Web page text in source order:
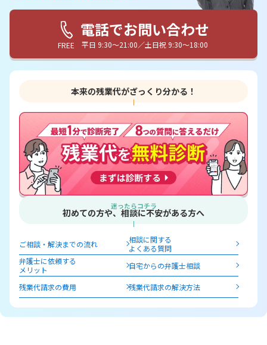
FREE
電話でお問い合わせ
平日 9:30〜21:00／土日祝 9:30〜18:00
本来の残業代がざっくり分かる！
迷ったらコチラ
初めての方や、相談に不安がある方へ
ご相談・解決までの流れ
相談に関する
よくある質問
弁護士に依頼する
メリット
自宅からの弁護士相談
残業代請求の費用 残業代請求の解決方法